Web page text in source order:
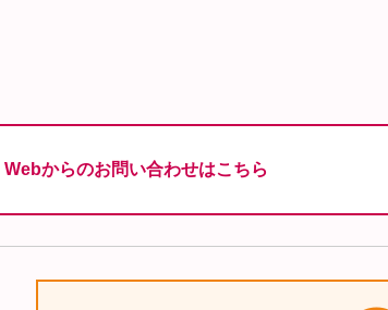
Webからのお問い合わせはこちら